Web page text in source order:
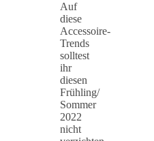
Auf
diese
Accessoire-
Trends
solltest
ihr
diesen
Frühling/
Sommer
2022
nicht